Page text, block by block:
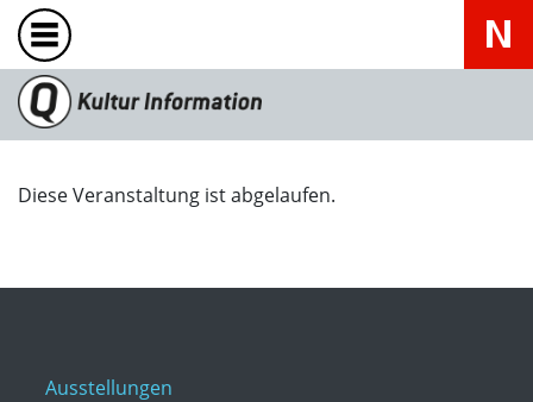
Diese Veranstaltung ist abgelaufen.
Ausstellungen